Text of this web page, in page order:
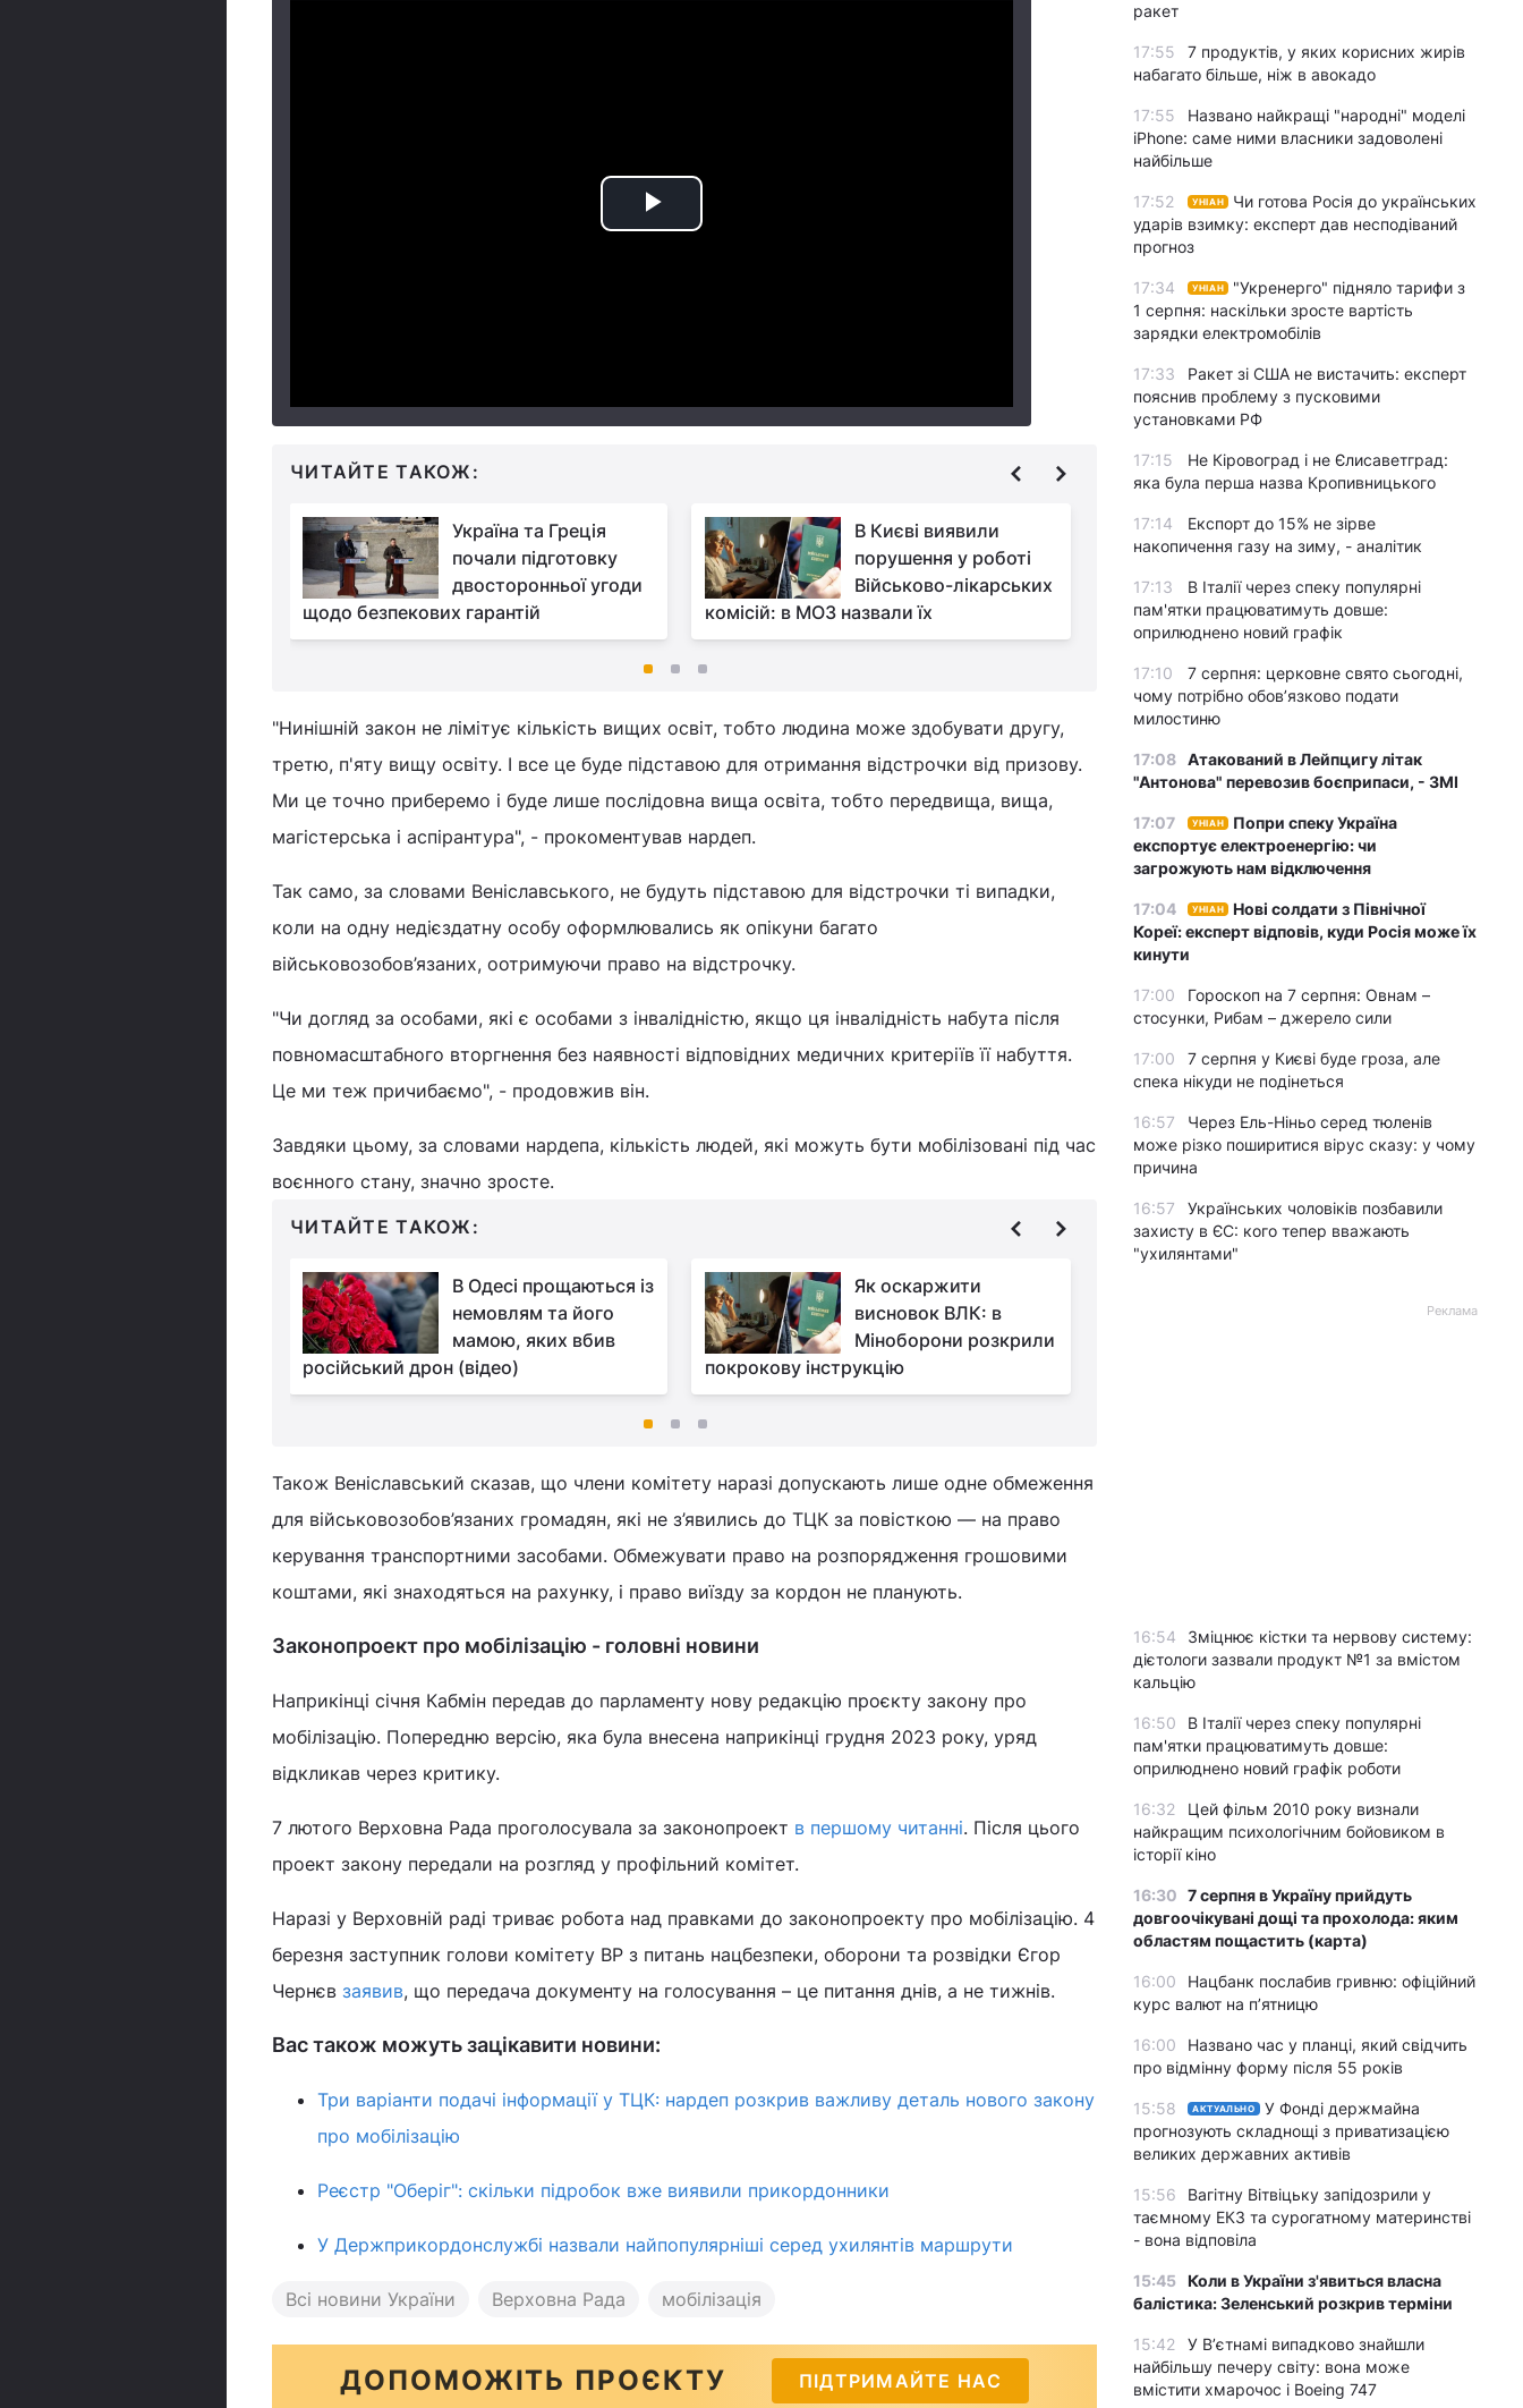
Play
ЧИТАЙТЕ ТАКОЖ:
Україна та Греція
почали підготовку
двосторонньої угоди
щодо безпекових гарантій
В Києві виявили
порушення у роботі
Військово-лікарських
комісій: в МОЗ назвали їх
Медведчук подав на
Зеленського до суду:
вимагає повернути
громадянство
"Нинішній закон не лімітує кількість вищих освіт, тобто людина може здобувати другу,
третю, п'яту вищу освіту. І все це буде підставою для отримання відстрочки від призову.
Ми це точно приберемо і буде лише послідовна вища освіта, тобто передвища, вища,
магістерська і аспірантура", - прокоментував нардеп.
Так само, за словами Веніславського, не будуть підставою для відстрочки ті випадки,
коли на одну недієздатну особу оформлювались як опікуни багато
військовозобов’язаних, оотримуючи право на відстрочку.
"Чи догляд за особами, які є особами з інвалідністю, якщо ця інвалідність набута після
повномасштабного вторгнення без наявності відповідних медичних критеріїв її набуття.
Це ми теж причибаємо", - продовжив він.
Завдяки цьому, за словами нардепа, кількість людей, які можуть бути мобілізовані під час
воєнного стану, значно зросте.
ЧИТАЙТЕ ТАКОЖ:
В Одесі прощаються із
немовлям та його
мамою, яких вбив
російський дрон (відео)
Як оскаржити
висновок ВЛК: в
Міноборони розкрили
покрокову інструкцію
пускали в поїзд через
Також Веніславський сказав, що члени комітету наразі допускають лише одне обмеження
для військовозобов’язаних громадян, які не з’явились до ТЦК за повісткою — на право
керування транспортними засобами. Обмежувати право на розпорядження грошовими
коштами, які знаходяться на рахунку, і право виїзду за кордон не планують.
Законопроект про мобілізацію - головні новини
Наприкінці січня Кабмін передав до парламенту нову редакцію проєкту закону про
мобілізацію. Попередню версію, яка була внесена наприкінці грудня 2023 року, уряд
відкликав через критику.
7 лютого Верховна Рада проголосувала за законопроект в першому читанні. Після цього
проект закону передали на розгляд у профільний комітет.
Наразі у Верховній раді триває робота над правками до законопроекту про мобілізацію. 4
березня заступник голови комітету ВР з питань нацбезпеки, оборони та розвідки Єгор
Чернєв заявив, що передача документу на голосування – це питання днів, а не тижнів.
Вас також можуть зацікавити новини:
Три варіанти подачі інформації у ТЦК: нардеп розкрив важливу деталь нового закону
про мобілізацію
Реєстр "Оберіг": скільки підробок вже виявили прикордонники
У Держприкордонслужбі назвали найпопулярніші серед ухилянтів маршрути
Всі новини України Верховна Рада мобілізація
ДОПОМОЖІТЬ ПРОЄКТУ ПІДТРИМАЙТЕ НАС
ракет
17:55
7 продуктів, у яких корисних жирів
набагато більше, ніж в авокадо
17:55
Названо найкращі "народні" моделі
iPhone: саме ними власники задоволені
найбільше
17:52 УНІАН
Чи готова Росія до українських
ударів взимку: експерт дав несподіваний
прогноз
17:34 УНІАН
"Укренерго" підняло тарифи з
1 серпня: наскільки зросте вартість
зарядки електромобілів
17:33
Ракет зі США не вистачить: експерт
пояснив проблему з пусковими
установками РФ
17:15
Не Кіровоград і не Єлисаветград:
яка була перша назва Кропивницького
17:14
Експорт до 15% не зірве
накопичення газу на зиму, - аналітик
17:13
В Італії через спеку популярні
пам'ятки працюватимуть довше:
оприлюднено новий графік
17:10
7 серпня: церковне свято сьогодні,
чому потрібно обов’язково подати
милостиню
17:08 Атакований в Лейпцигу літак
"Антонова" перевозив боєприпаси, - ЗМІ
17:07 УНІАН
Попри спеку Україна
експортує електроенергію: чи
загрожують нам відключення
17:04 УНІАН
Нові солдати з Північної
Кореї: експерт відповів, куди Росія може їх
кинути
17:00
Гороскоп на 7 серпня: Овнам –
стосунки, Рибам – джерело сили
17:00
7 серпня у Києві буде гроза, але
спека нікуди не подінеться
16:57
Через Ель-Ніньо серед тюленів
може різко поширитися вірус сказу: у чому
причина
16:57
Українських чоловіків позбавили
захисту в ЄС: кого тепер вважають
"ухилянтами"
Реклама
16:54
Зміцнює кістки та нервову систему:
дієтологи зазвали продукт №1 за вмістом
кальцію
16:50
В Італії через спеку популярні
пам'ятки працюватимуть довше:
оприлюднено новий графік роботи
16:32
Цей фільм 2010 року визнали
найкращим психологічним бойовиком в
історії кіно
16:30 7 серпня в Україну прийдуть
довгоочікувані дощі та прохолода: яким
областям пощастить (карта)
16:00
Нацбанк послабив гривню: офіційний
курс валют на п’ятницю
16:00
Названо час у планці, який свідчить
про відмінну форму після 55 років
15:58 АКТУАЛЬНО
У Фонді держмайна
прогнозують складнощі з приватизацією
великих державних активів
15:56
Вагітну Вітвіцьку запідозрили у
таємному ЕКЗ та сурогатному материнстві
- вона відповіла
15:45 Коли в України з'явиться власна
балістика: Зеленський розкрив терміни
15:42
У Вʼєтнамі випадково знайшли
найбільшу печеру світу: вона може
вмістити хмарочос і Boeing 747